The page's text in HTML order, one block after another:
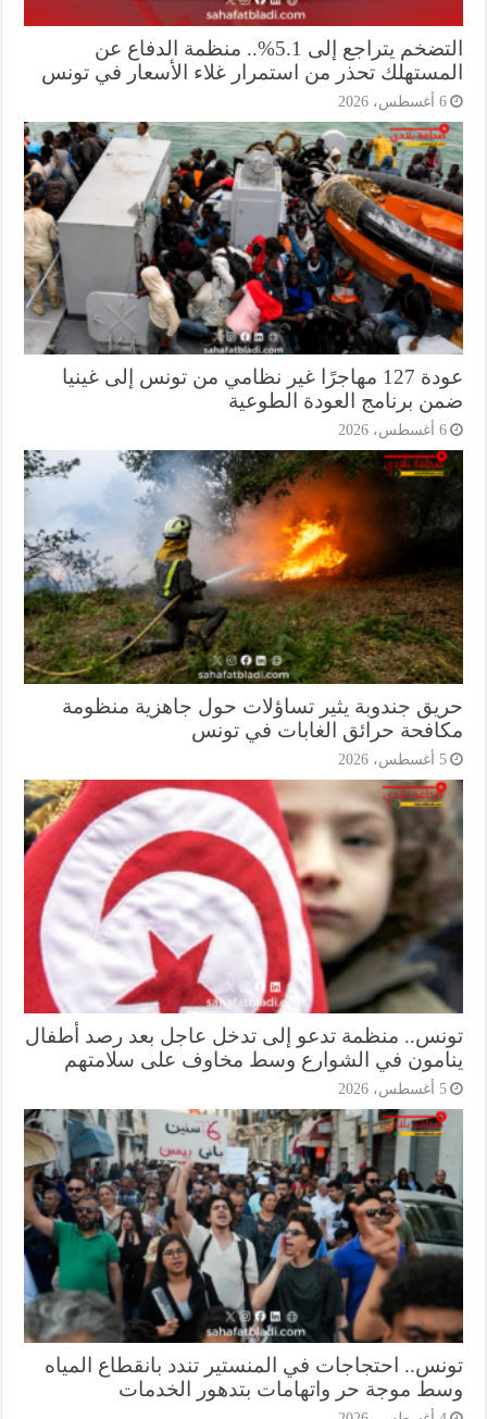
التضخم يتراجع إلى 5.1%.. منظمة الدفاع عن
تحذر من استمرار غلاء الأسعار في تونس
عودة 127 مهاجرًا غير نظامي من تونس إلى غينيا
برنامج العودة الطوعية
جندوبة يثير تساؤلات حول جاهزية منظومة
حرائق الغابات في تونس
منظمة تدعو إلى تدخل عاجل بعد رصد أطفال
في الشوارع وسط مخاوف على سلامتهم
احتجاجات في المنستير تندد بانقطاع المياه
موجة حر واتهامات بتدهور الخدمات